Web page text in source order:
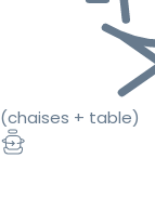
(chaises + table)